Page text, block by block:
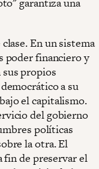
En un sistema
poder financiero y
propios
a su
el capitalismo.
del gobierno
políticas
la otra. El
fin de preservar el